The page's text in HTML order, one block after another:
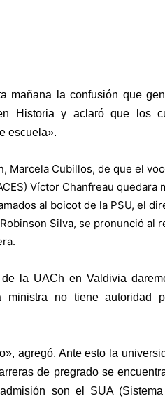
mañana la confusión que
Historia y aclaró que los
escuela».
Marcela Cubillos, de que el
Víctor Chanfreau quedara
al boicot de la PSU, el
Silva, se pronunció al
la UACh en Valdivia
no tiene autoridad
agregó. Ante esto la
de pregrado se
son el SUA